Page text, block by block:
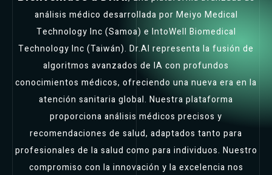
análisis médico desarrollada por Meiyo Medical
Technology Inc (Samoa) e IntoWell Biomedical
Technology Inc (Taiwán). Dr.AI representa la fusión de
algoritmos avanzados de IA con profundos
conocimientos médicos, ofreciendo una nueva era en la
atención sanitaria global. Nuestra plataforma
proporciona análisis médicos precisos y
recomendaciones de salud, adaptados tanto para
profesionales de la salud como para individuos. Nuestro
compromiso con la innovación y la excelencia nos